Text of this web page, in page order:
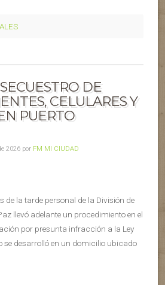
DE
CELULARES Y
PUERTO
2026 por FM MI CIUDAD
de la tarde personal de la División de
llevó adelante un procedimiento en el
por presunta infracción a la Ley
se desarrolló en un domicilio ubicado